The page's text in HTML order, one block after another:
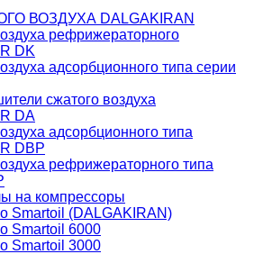
ВОЗДУХА DALGAKIRAN
рефрижераторного
DK
адсорбционного типа серии
сжатого воздуха
DA
адсорбционного типа
DBP
рефрижераторного типа
на компрессоры
Smartoil (DALGAKIRAN)
Smartoil 6000
Smartoil 3000